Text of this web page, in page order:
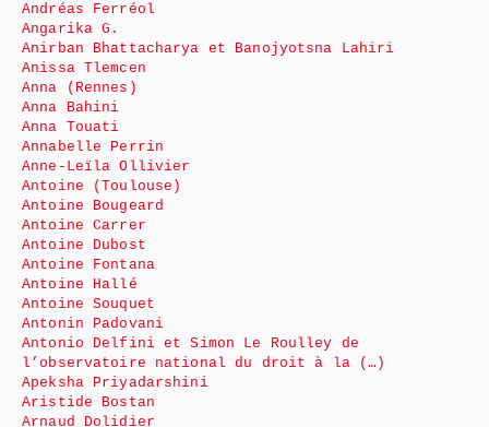
Andréas Ferréol
Angarika G.
Anirban Bhattacharya et Banojyotsna Lahiri
Anissa Tlemcen
Anna (Rennes)
Anna Bahini
Anna Touati
Annabelle Perrin
Anne-Leïla Ollivier
Antoine (Toulouse)
Antoine Bougeard
Antoine Carrer
Antoine Dubost
Antoine Fontana
Antoine Hallé
Antoine Souquet
Antonin Padovani
Antonio Delfini et Simon Le Roulley de
l’observatoire national du droit à la (…)
Apeksha Priyadarshini
Aristide Bostan
Arnaud Dolidier